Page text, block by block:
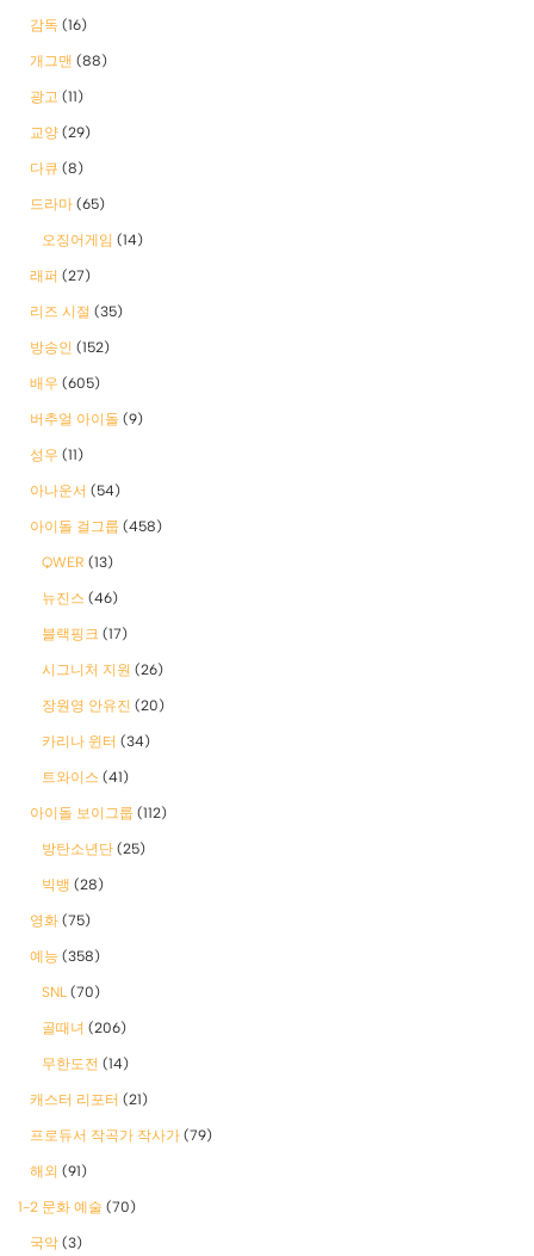
감독 (16)
개그맨 (88)
광고 (11)
교양 (29)
다큐 (8)
드라마 (65)
오징어게임 (14)
래퍼 (27)
리즈 시절 (35)
방송인 (152)
배우 (605)
버추얼 아이돌 (9)
성우 (11)
아나운서 (54)
아이돌 걸그룹 (458)
QWER (13)
뉴진스 (46)
블랙핑크 (17)
시그니처 지원 (26)
장원영 안유진 (20)
카리나 윈터 (34)
트와이스 (41)
아이돌 보이그룹 (112)
방탄소년단 (25)
빅뱅 (28)
영화 (75)
예능 (358)
SNL (70)
골때녀 (206)
무한도전 (14)
캐스터 리포터 (21)
프로듀서 작곡가 작사가 (79)
해외 (91)
1-2 문화 예술 (70)
국악 (3)